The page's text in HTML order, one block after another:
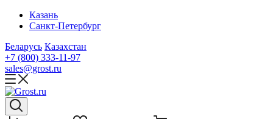
Казань
Санкт-Петербург
Беларусь Казахстан
+7 (800) 333-11-97
sales@grost.ru